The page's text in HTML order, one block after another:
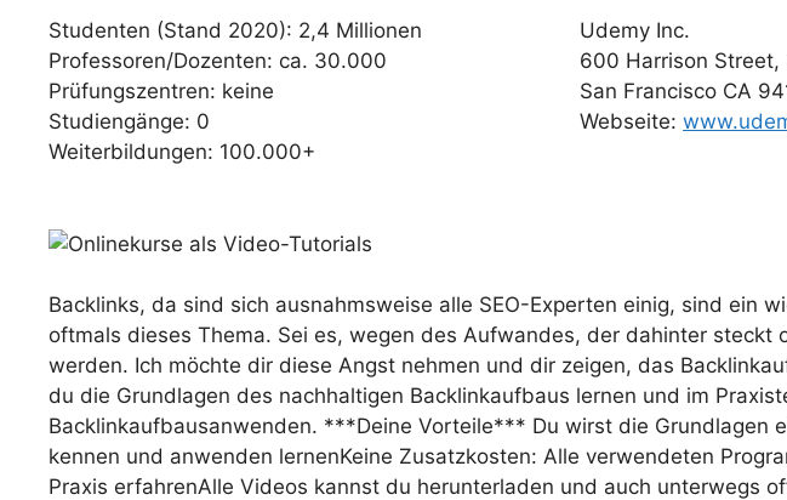
Studenten (Stand 2020): 2,4 Millionen
Professoren/Dozenten: ca. 30.000
Prüfungszentren: keine
Studiengänge: 0
Weiterbildungen: 100.000+
Udemy Inc.
600 Harrison Street,
San Francisco CA
Webseite:
Backlinks, da sind sich ausnahmsweise alle SEO-Experten einig, sind ein
oftmals dieses Thema. Sei es, wegen des Aufwandes, der dahinter
werden. Ich möchte dir diese Angst nehmen und dir zeigen, das
du die Grundlagen des nachhaltigen Backlinkaufbaus lernen und im
Backlinkaufbausanwenden. ***Deine Vorteile*** Du wirst die Grundlagen
kennen und anwenden lernenKeine Zusatzkosten: Alle verwendeten
Praxis erfahrenAlle Videos kannst du herunterladen und auch unterwegs